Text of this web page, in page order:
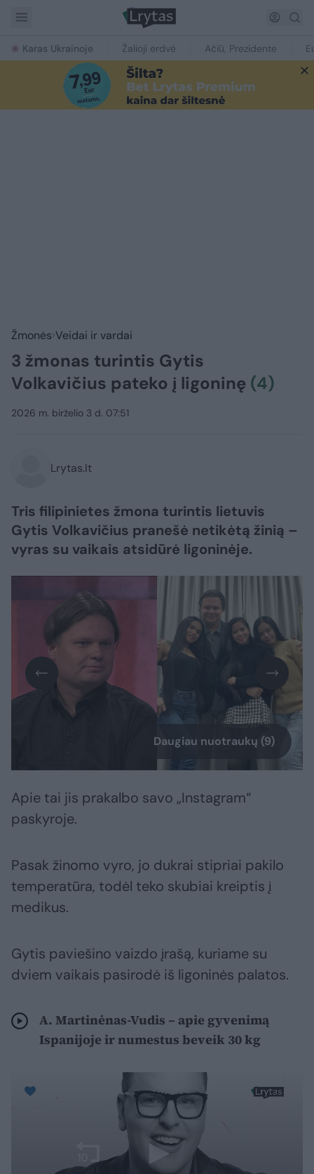
Karas Ukrainoje Žalioji erdvė Ačiū, Prezidente
Žmonės Veidai ir vardai
3 žmonas turintis Gytis
Volkavičius pateko į ligoninę (4)
2026 m. birželio 3 d. 07:51
Lrytas.lt
Tris filipinietes žmona turintis lietuvis
Gytis Volkavičius pranešė netikėtą žinią –
vyras su vaikais atsidūrė ligoninėje.
Daugiau nuotraukų (9)
Apie tai jis prakalbo savo „Instagram“
paskyroje.
Pasak žinomo vyro, jo dukrai stipriai pakilo
temperatūra, todėl teko skubiai kreiptis į
medikus.
Gytis paviešino vaizdo įrašą, kuriame su
dviem vaikais pasirodė iš ligoninės palatos.
A. Martinėnas-Vudis – apie gyvenimą
Ispanijoje ir numestus beveik 30 kg